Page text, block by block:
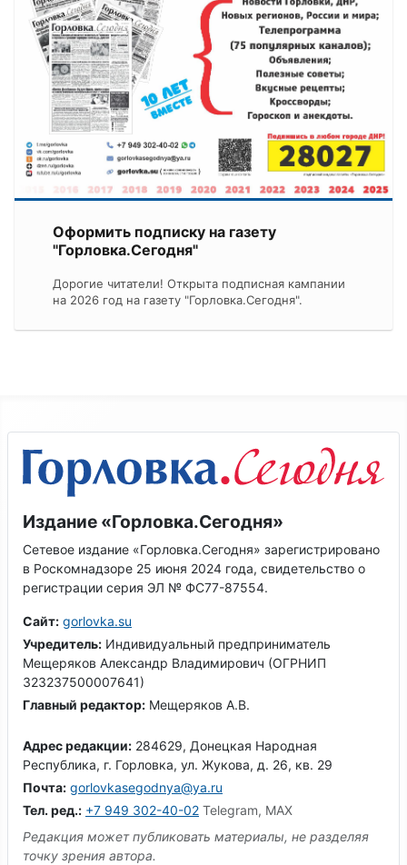
Оформить подписку на газету
"Горловка.Сегодня"
Дорогие читатели! Открыта подписная кампании
на 2026 год на газету "Горловка.Сегодня".
Издание «Горловка.Сегодня»
Сетевое издание «Горловка.Сегодня» зарегистрировано
в Роскомнадзоре 25 июня 2024 года, свидетельство о
регистрации серия ЭЛ № ФС77-87554.
Сайт: gorlovka.su
Учредитель: Индивидуальный предприниматель
Мещеряков Александр Владимирович (ОГРНИП
323237500007641)
Главный редактор: Мещеряков А.В.
Адрес редакции: 284629, Донецкая Народная
Республика, г. Горловка, ул. Жукова, д. 26, кв. 29
Почта: gorlovkasegodnya@ya.ru
Тел. ред.: +7 949 302-40-02 Telegram, MAX
Редакция может публиковать материалы, не разделяя
точку зрения автора.